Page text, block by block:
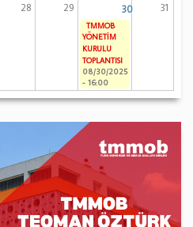
28 29 30 31
TMMOB
YÖNETİM
KURULU
TOPLANTISI
08/30/2025
- 16:00